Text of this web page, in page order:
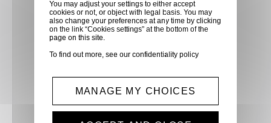
nous un mail aujourd'hui pour
bénéficier de conseils
techniques spécialisés et
recevoir un devis personnalisé,
You may adjust your settings to either accept
cookies or not, or object with legal basis. You may
also change your preferences at any time by clicking
on the link “Cookies settings” at the bottom of the
page on this site.
To find out more, see ourconfidentiality policy
MANAGE MY CHOICES